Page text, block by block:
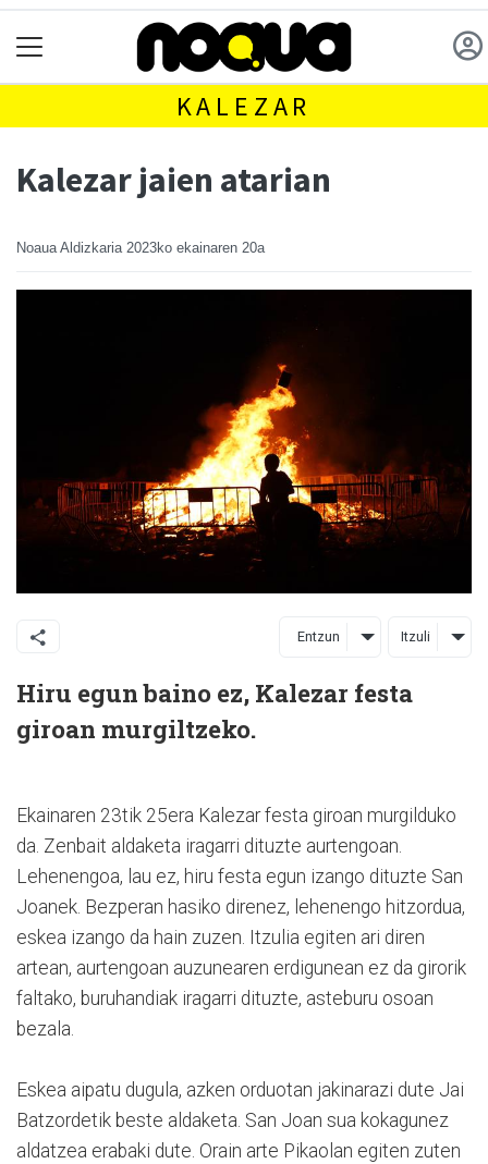
KALEZAR
Kalezar jaien atarian
Noaua Aldizkaria 2023ko ekainaren 20a
Entzun Itzuli
Hiru egun baino ez, Kalezar festa
giroan murgiltzeko.
Ekainaren 23tik 25era Kalezar festa giroan murgilduko
da. Zenbait aldaketa iragarri dituzte aurtengoan.
Lehenengoa, lau ez, hiru festa egun izango dituzte San
Joanek. Bezperan hasiko direnez, lehenengo hitzordua,
eskea izango da hain zuzen. Itzulia egiten ari diren
artean, aurtengoan auzunearen erdigunean ez da girorik
faltako, buruhandiak iragarri dituzte, asteburu osoan
bezala.
Eskea aipatu dugula, azken orduotan jakinarazi dute Jai
Batzordetik beste aldaketa. San Joan sua kokagunez
aldatzea erabaki dute. Orain arte Pikaolan egiten zuten